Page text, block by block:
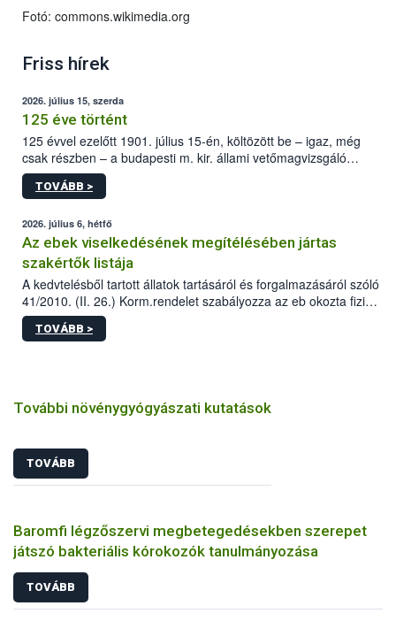
Fotó: commons.wikimedia.org
Friss hírek
2026. július 15, szerda
125 éve történt
125 évvel ezelőtt 1901. július 15-én, költözött be – igaz, még
csak részben – a budapesti m. kir. állami vetőmagvizsgáló
állomás a Kis Rókus utca 15. szám alatti, Czigler Győző által
tervezett új épületébe.
TOVÁBB >
2026. július 6, hétfő
Az ebek viselkedésének megítélésében jártas
szakértők listája
A kedvtelésből tartott állatok tartásáról és forgalmazásáról szóló
41/2010. (II. 26.) Korm.rendelet szabályozza az eb okozta fizikai
sérülés, illetve ennek veszélye keletkezésekor felmerülő
hatósági feladatokat, valamint a veszélyes eb tartását és annak
TOVÁBB >
További növénygyógyászati kutatások
TOVÁBB
Baromfi légzőszervi megbetegedésekben szerepet
játszó bakteriális kórokozók tanulmányozása
TOVÁBB